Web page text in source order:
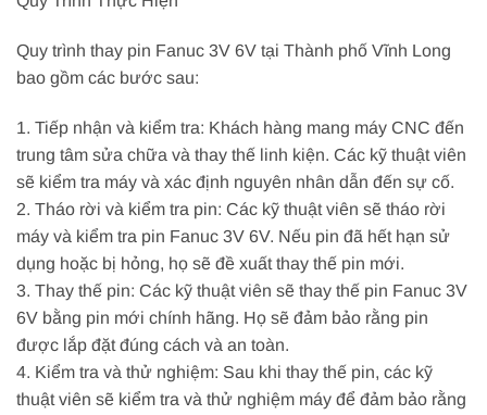
Quy trình thay pin Fanuc 3V 6V tại Thành phố Vĩnh Long
bao gồm các bước sau:
1. Tiếp nhận và kiểm tra: Khách hàng mang máy CNC đến
trung tâm sửa chữa và thay thế linh kiện. Các kỹ thuật viên
sẽ kiểm tra máy và xác định nguyên nhân dẫn đến sự cố.
2. Tháo rời và kiểm tra pin: Các kỹ thuật viên sẽ tháo rời
máy và kiểm tra pin Fanuc 3V 6V. Nếu pin đã hết hạn sử
dụng hoặc bị hỏng, họ sẽ đề xuất thay thế pin mới.
3. Thay thế pin: Các kỹ thuật viên sẽ thay thế pin Fanuc 3V
6V bằng pin mới chính hãng. Họ sẽ đảm bảo rằng pin
được lắp đặt đúng cách và an toàn.
4. Kiểm tra và thử nghiệm: Sau khi thay thế pin, các kỹ
thuật viên sẽ kiểm tra và thử nghiệm máy để đảm bảo rằng